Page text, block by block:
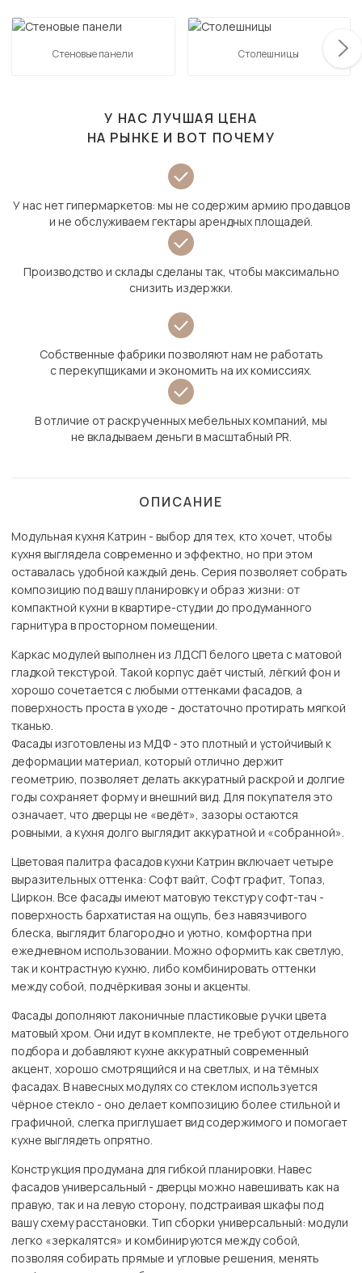
Стеновые панели Столешницы
У НАС ЛУЧШАЯ ЦЕНА
НА РЫНКЕ И ВОТ ПОЧЕМУ
У нас нет гипермаркетов: мы не содержим армию продавцов
и не обслуживаем гектары арендных площадей.
Производство и склады сделаны так, чтобы максимально
снизить издержки.
Собственные фабрики позволяют нам не работать
с перекупщиками и экономить на их комиссиях.
В отличие от раскрученных мебельных компаний, мы
не вкладываем деньги в масштабный PR.
ОПИСАНИЕ
Модульная кухня Катрин - выбор для тех, кто хочет, чтобы
кухня выглядела современно и эффектно, но при этом
оставалась удобной каждый день. Серия позволяет собрать
композицию под вашу планировку и образ жизни: от
компактной кухни в квартире-студии до продуманного
гарнитура в просторном помещении.
Каркас модулей выполнен из ЛДСП белого цвета с матовой
гладкой текстурой. Такой корпус даёт чистый, лёгкий фон и
хорошо сочетается с любыми оттенками фасадов, а
поверхность проста в уходе - достаточно протирать мягкой
тканью.
Фасады изготовлены из МДФ - это плотный и устойчивый к
деформации материал, который отлично держит
геометрию, позволяет делать аккуратный раскрой и долгие
годы сохраняет форму и внешний вид. Для покупателя это
означает, что дверцы не «ведёт», зазоры остаются
ровными, а кухня долго выглядит аккуратной и «собранной».
Цветовая палитра фасадов кухни Катрин включает четыре
выразительных оттенка: Софт вайт, Софт графит, Топаз,
Циркон. Все фасады имеют матовую текстуру софт-тач -
поверхность бархатистая на ощупь, без навязчивого
блеска, выглядит благородно и уютно, комфортна при
ежедневном использовании. Можно оформить как светлую,
так и контрастную кухню, либо комбинировать оттенки
между собой, подчёркивая зоны и акценты.
Фасады дополняют лаконичные пластиковые ручки цвета
матовый хром. Они идут в комплекте, не требуют отдельного
подбора и добавляют кухне аккуратный современный
акцент, хорошо смотрящийся и на светлых, и на тёмных
фасадах. В навесных модулях со стеклом используется
чёрное стекло - оно делает композицию более стильной и
графичной, слегка приглушает вид содержимого и помогает
кухне выглядеть опрятно.
Конструкция продумана для гибкой планировки. Навес
фасадов универсальный - дверцы можно навешивать как на
правую, так и на левую сторону, подстраивая шкафы под
вашу схему расстановки. Тип сборки универсальный: модули
легко «зеркалятся» и комбинируются между собой,
позволяя собирать прямые и угловые решения, менять